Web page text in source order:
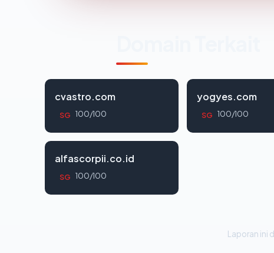
cvastro.com
SG 100/100
yogyes.com
SG 100/100
alfascorpii.co.id
SG 100/100
Laporan ini